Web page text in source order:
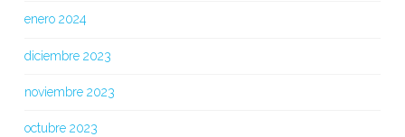
enero 2024
diciembre 2023
noviembre 2023
octubre 2023